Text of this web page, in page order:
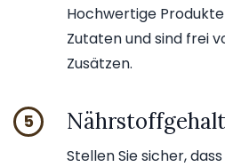
Hochwertige
Zutaten und sind frei
Zusätzen.
5 Nährstoffgehalt
Stellen Sie sicher,